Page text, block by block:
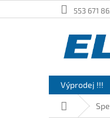
na
553 671
Výprodej !!!
Domů